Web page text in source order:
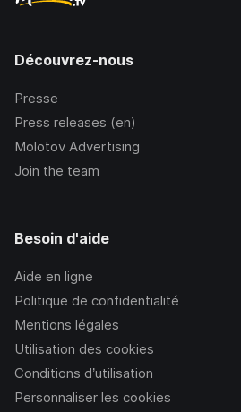
Découvrez-nous
Presse
Press releases (en)
Molotov Advertising
Join the team
Besoin d'aide
Aide en ligne
Politique de confidentialité
Mentions légales
Utilisation des cookies
Conditions d’utilisation
Personnaliser les cookies